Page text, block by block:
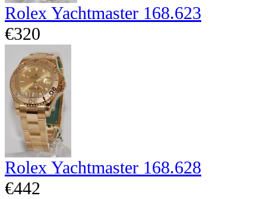
Rolex Yachtmaster 168.623
€320
Rolex Yachtmaster 168.628
€442